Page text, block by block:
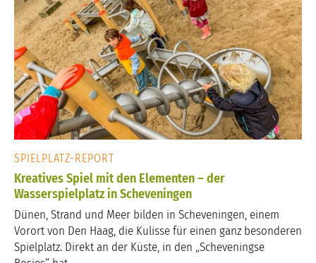
SPIELPLATZ-REPORT
Kreatives Spiel mit den Elementen – der
Wasserspielplatz in Scheveningen
Dünen, Strand und Meer bilden in Scheveningen, einem
Vorort von Den Haag, die Kulisse für einen ganz besonderen
Spielplatz. Direkt an der Küste, in den „Scheveningse